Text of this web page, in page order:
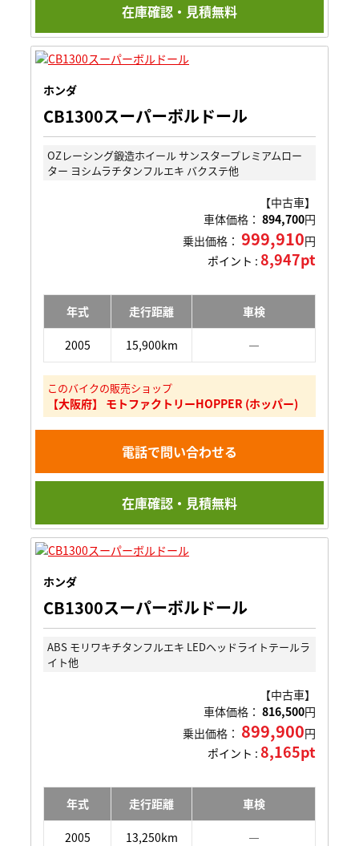
在庫確認・見積無料
ホンダ
CB1300スーパーボルドール
OZレーシング鍛造ホイール サンスタープレミアムロー
ター ヨシムラチタンフルエキ バクステ他
【中古車】
車体価格： 894,700円
乗出価格： 999,910円
ポイント : 8,947pt
年式 走行距離 車検
2005 15,900km ―
このバイクの販売ショップ
【大阪府】 モトファクトリーHOPPER (ホッパー)
電話で問い合わせる
在庫確認・見積無料
ホンダ
CB1300スーパーボルドール
ABS モリワキチタンフルエキ LEDヘッドライトテールラ
イト他
【中古車】
車体価格： 816,500円
乗出価格： 899,900円
ポイント : 8,165pt
年式 走行距離 車検
2005 13,250km ―